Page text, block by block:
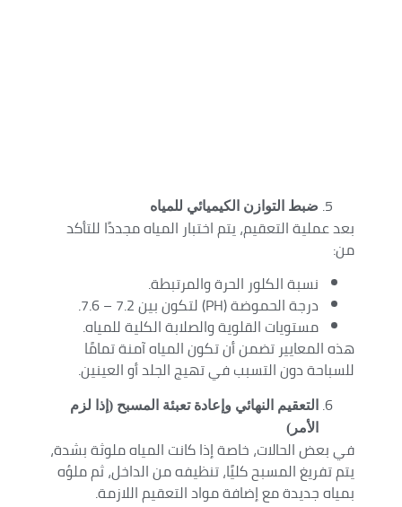
ضبط التوازن الكيميائي للمياه
بعد عملية التعقيم، يتم اختبار المياه مجددًا للتأكد
من:
نسبة الكلور الحرة والمرتبطة.
درجة الحموضة (PH) لتكون بين 7.2 – 7.6.
مستويات القلوية والصلابة الكلية للمياه.
هذه المعايير تضمن أن تكون المياه آمنة تمامًا
للسباحة دون التسبب في تهيج الجلد أو العينين.
التعقيم النهائي وإعادة تعبئة المسبح (إذا لزم
الأمر)
في بعض الحالات، خاصة إذا كانت المياه ملوثة بشدة،
يتم تفريغ المسبح كليًا، تنظيفه من الداخل، ثم ملؤه
بمياه جديدة مع إضافة مواد التعقيم اللازمة.